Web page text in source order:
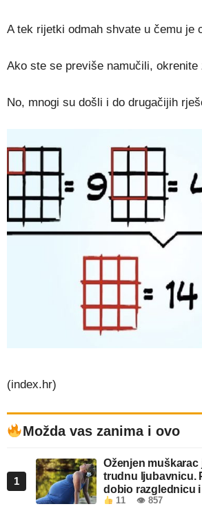
A tek rijetki odmah shvate u čemu je
Ako ste se previše namučili, okrenite
No, mnogi su došli i do drugačijih
(index.hr)
Možda vas zanima i ovo
1
Oženjen
trudnu ljubavnicu.
dobio razglednicu
kada je pročitao šta
11 👁 857